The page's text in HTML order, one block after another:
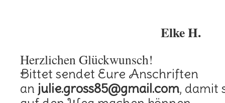
Elke H.
Herzlichen Glückwunsch!
Bittet sendet Eure Anschriften
an julie.gross85@gmail.com, damit